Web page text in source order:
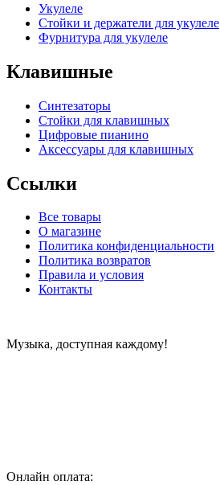
Укулеле
Стойки и держатели для укулеле
Фурнитура для укулеле
Клавишные
Синтезаторы
Стойки для клавишных
Цифровые пианино
Аксессуары для клавишных
Ссылки
Все товары
О магазине
Политика конфиденциальности
Политика возвратов
Правила и условия
Контакты
Музыка, доступная каждому!
Онлайн оплата: